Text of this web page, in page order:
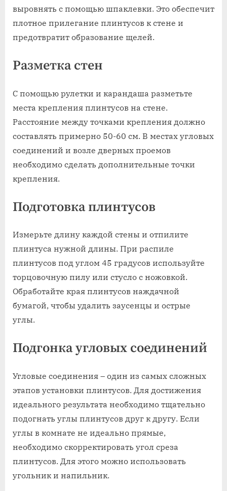
выровнять с помощью шпаклевки. Это обеспечит
плотное прилегание плинтусов к стене и
предотвратит образование щелей.
Разметка стен
С помощью рулетки и карандаша разметьте
места крепления плинтусов на стене.
Расстояние между точками крепления должно
составлять примерно 50-60 см. В местах угловых
соединений и возле дверных проемов
необходимо сделать дополнительные точки
крепления.
Подготовка плинтусов
Измерьте длину каждой стены и отпилите
плинтуса нужной длины. При распиле
плинтусов под углом 45 градусов используйте
торцовочную пилу или стусло с ножовкой.
Обработайте края плинтусов наждачной
бумагой, чтобы удалить заусенцы и острые
углы.
Подгонка угловых соединений
Угловые соединения – один из самых сложных
этапов установки плинтусов. Для достижения
идеального результата необходимо тщательно
подогнать углы плинтусов друг к другу. Если
углы в комнате не идеально прямые,
необходимо скорректировать угол среза
плинтусов. Для этого можно использовать
угольник и напильник.